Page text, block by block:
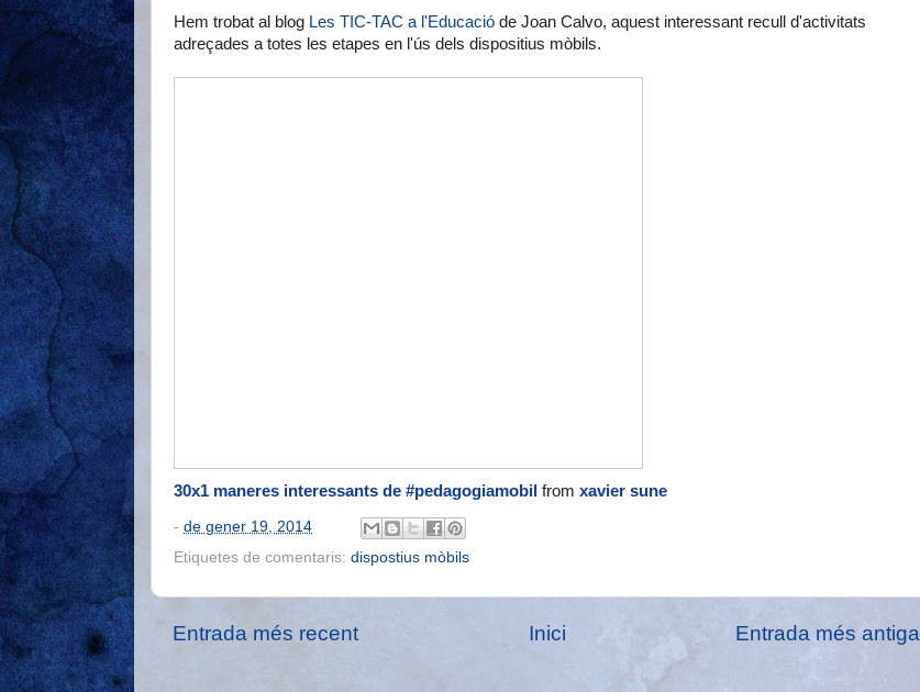
Hem trobat al blog Les TIC-TAC a l'Educació de Joan Calvo, aquest interessant recull d'activitats
adreçades a totes les etapes en l'ús dels dispositius mòbils.
30x1 maneres interessants de #pedagogiamobil from xavier sune
- de gener 19, 2014
Etiquetes de comentaris: dispostius mòbils
Entrada més recent Entrada més antiga
Inici